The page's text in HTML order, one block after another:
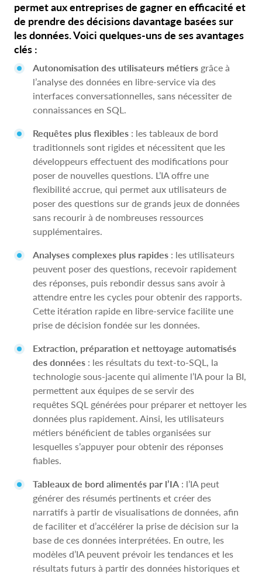
permet aux entreprises de gagner en efficacité et
de prendre des décisions davantage basées sur
les données. Voici quelques-uns de ses avantages
clés :
Autonomisation des utilisateurs métiers grâce à
l’analyse des données en libre-service via des
interfaces conversationnelles, sans nécessiter de
connaissances en SQL.
Requêtes plus flexibles : les tableaux de bord
traditionnels sont rigides et nécessitent que les
développeurs effectuent des modifications pour
poser de nouvelles questions. L’IA offre une
flexibilité accrue, qui permet aux utilisateurs de
poser des questions sur de grands jeux de données
sans recourir à de nombreuses ressources
supplémentaires.
Analyses complexes plus rapides : les utilisateurs
peuvent poser des questions, recevoir rapidement
des réponses, puis rebondir dessus sans avoir à
attendre entre les cycles pour obtenir des rapports.
Cette itération rapide en libre-service facilite une
prise de décision fondée sur les données.
Extraction, préparation et nettoyage automatisés
des données : les résultats du text-to-SQL, la
technologie sous-jacente qui alimente l’IA pour la BI,
permettent aux équipes de se servir des
requêtes SQL générées pour préparer et nettoyer les
données plus rapidement. Ainsi, les utilisateurs
métiers bénéficient de tables organisées sur
lesquelles s’appuyer pour obtenir des réponses
fiables.
Tableaux de bord alimentés par l’IA : l’IA peut
générer des résumés pertinents et créer des
narratifs à partir de visualisations de données, afin
de faciliter et d’accélérer la prise de décision sur la
base de ces données interprétées. En outre, les
modèles d’IA peuvent prévoir les tendances et les
résultats futurs à partir des données historiques et